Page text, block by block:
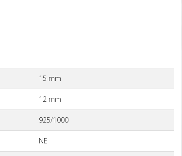
15 mm
12 mm
925/1000
NE